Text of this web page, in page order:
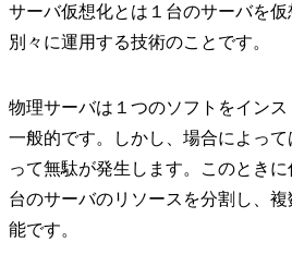
サーバ仮想化とは１台のサーバを
別々に運用する技術のことです。
物理サーバは１つのソフトをイン
一般的です。しかし、場合によっ
って無駄が発生します。このときに
台のサーバのリソースを分割し、
能です。